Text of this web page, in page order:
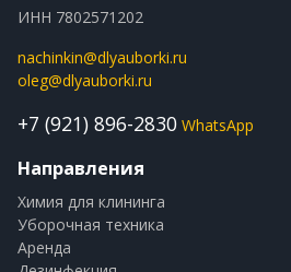
ИНН 7802571202
nachinkin@dlyauborki.ru
oleg@dlyauborki.ru
+7 (921) 896-2830 WhatsApp
Направления
Химия для клининга
Уборочная техника
Аренда